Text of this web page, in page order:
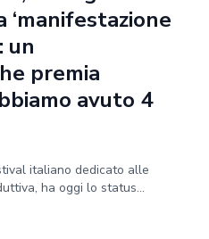
un
premia
avuto 4
italiano dedicato alle
ha oggi lo status...